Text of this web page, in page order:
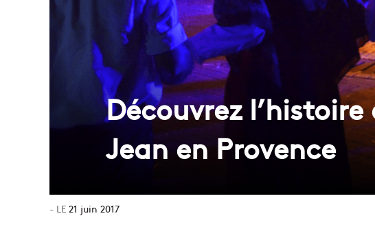
Découvrez
Jean en Provence
21 juin 2017